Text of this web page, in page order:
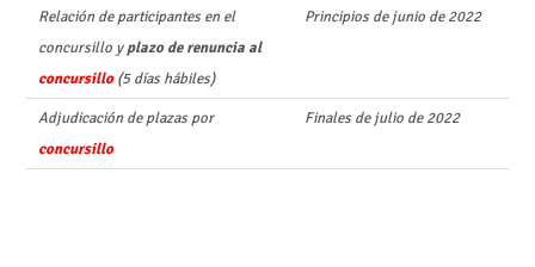
Relación de participantes en el
concursillo yplazo de renuncia al
concursillo(5 días hábiles)
Principios de junio de 2022
Adjudicación de plazas por
concursillo
Finales de julio de 2022